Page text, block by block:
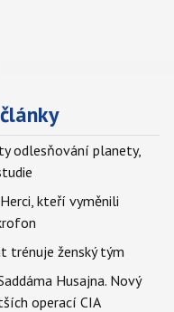
odlesňování planety,
kteří vyměnili
trénuje ženský tým
Husajna. Nový
operací CIA